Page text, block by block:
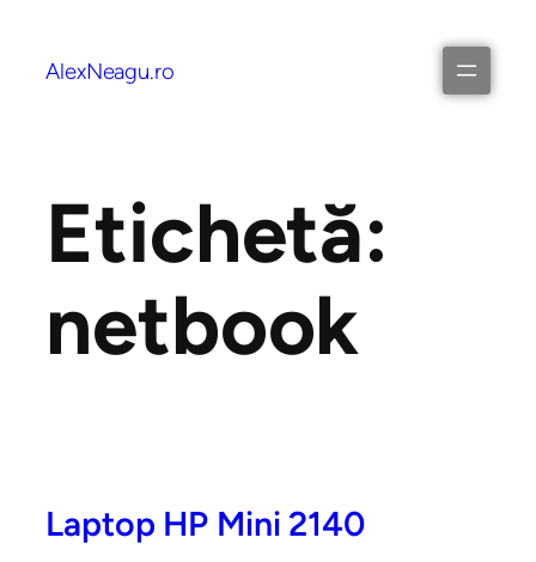
AlexNeagu.ro
Etichetă:
netbook
Laptop HP Mini 2140